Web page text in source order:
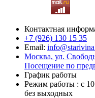
Контактная
+7 (926) 130 15 35
Email:
Москва, ул.
Посещение по
График работы
Режим работы : с
без выходных